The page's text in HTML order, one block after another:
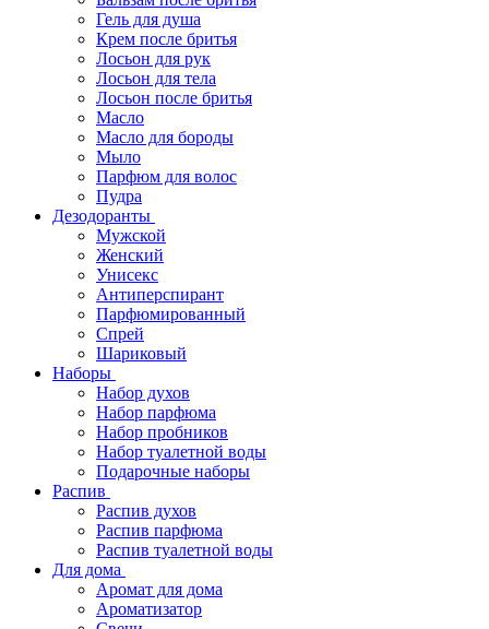
Гель для душа
Крем после бритья
Лосьон для рук
Лосьон для тела
Лосьон после бритья
Масло
Масло для бороды
Мыло
Парфюм для волос
Пудра
Дезодоранты
Мужской
Женский
Унисекс
Антиперспирант
Парфюмированный
Спрей
Шариковый
Наборы
Набор духов
Набор парфюма
Набор пробников
Набор туалетной воды
Подарочные наборы
Распив
Распив духов
Распив парфюма
Распив туалетной воды
Для дома
Аромат для дома
Ароматизатор